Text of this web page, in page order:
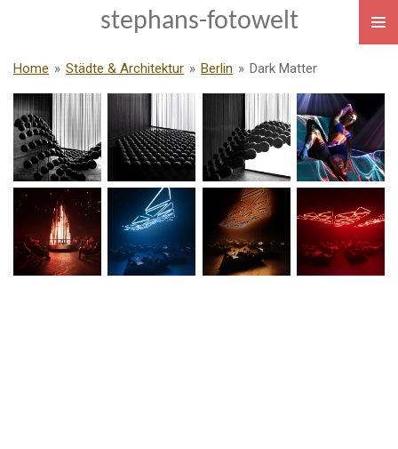
springen
stephans-fotowelt
Home » Städte & Architektur » Berlin » Dark Matter